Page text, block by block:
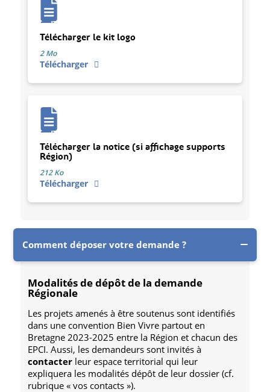
Télécharger le kit logo
2 Mo
Télécharger
Télécharger la notice (si affichage supports
Région)
212 Ko
Télécharger
Comment déposer votre demande ?
Modalités de dépôt de la demande
Régionale
Les projets amenés à être soutenus sont identifiés
dans une convention Bien Vivre partout en
Bretagne 2023-2025 entre la Région et chacun des
EPCI. Aussi, les demandeurs sont invités à
contacter leur espace territorial qui leur
expliquera les modalités dépôt de leur dossier (cf.
rubrique « vos contacts »).